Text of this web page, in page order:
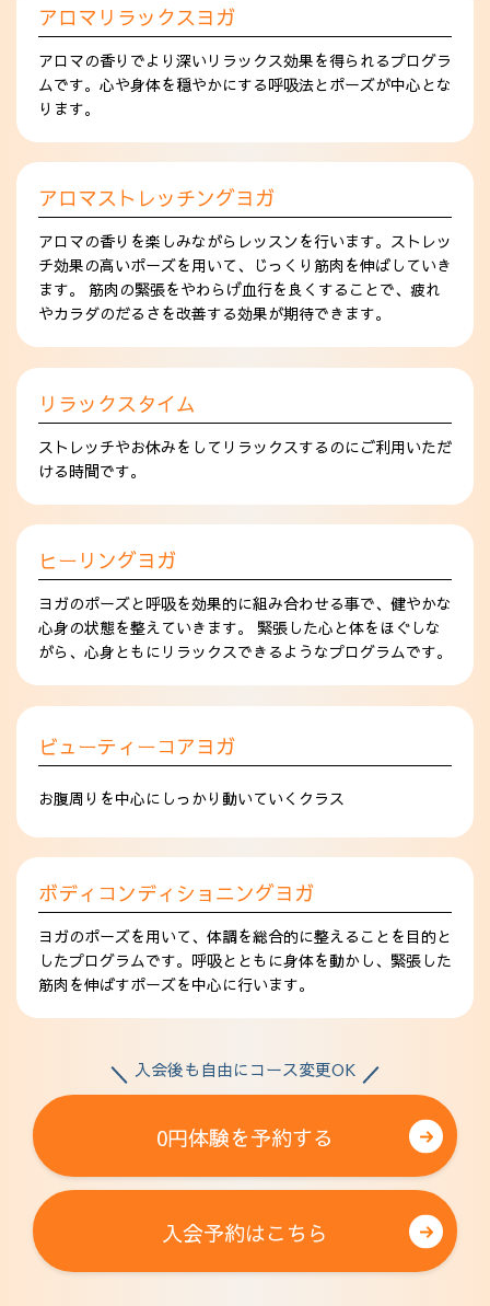
アロマリラックスヨガ
アロマの香りでより深いリラックス効果を得られるプログラ
ムです。心や身体を穏やかにする呼吸法とポーズが中心とな
ります。
アロマストレッチングヨガ
アロマの香りを楽しみながらレッスンを行います。ストレッ
チ効果の高いポーズを用いて、じっくり筋肉を伸ばしていき
ます。 筋肉の緊張をやわらげ血行を良くすることで、疲れ
やカラダのだるさを改善する効果が期待できます。
リラックスタイム
ストレッチやお休みをしてリラックスするのにご利用いただ
ける時間です。
ヒーリングヨガ
ヨガのポーズと呼吸を効果的に組み合わせる事で、健やかな
心身の状態を整えていきます。 緊張した心と体をほぐしな
がら、心身ともにリラックスできるようなプログラムです。
ビューティーコアヨガ
お腹周りを中心にしっかり動いていくクラス
ボディコンディショニングヨガ
ヨガのポーズを用いて、体調を総合的に整えることを目的と
したプログラムです。呼吸とともに身体を動かし、緊張した
筋肉を伸ばすポーズを中心に行います。
入会後も自由にコース変更OK
0円体験を予約する
入会予約はこちら